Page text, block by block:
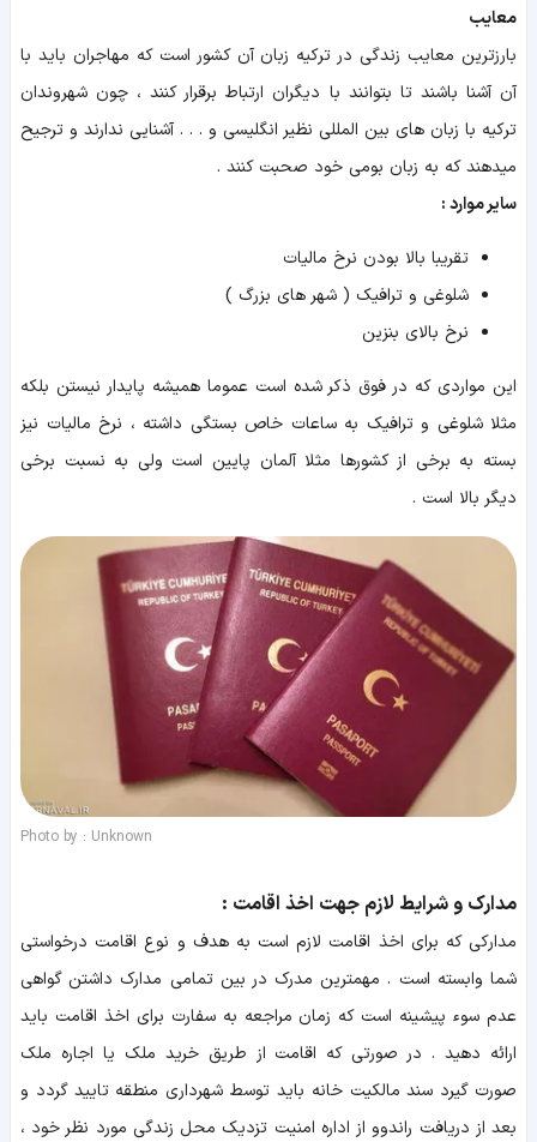
معایب
بارزترین معایب زندگی در ترکیه زبان آن کشور است که مهاجران باید با
آن آشنا باشند تا بتوانند با دیگران ارتباط برقرار کنند ، چون شهروندان
ترکیه با زبان های بین المللی نظیر انگلیسی و . . . آشنایی ندارند و ترجیح
میدهند که به زبان بومی خود صحبت کنند .
سایر موارد :
تقریبا بالا بودن نرخ مالیات
شلوغی و ترافیک ( شهر های بزرگ )
نرخ بالای بنزین
این مواردی که در فوق ذکر شده است عموما همیشه پایدار نیستن بلکه
مثلا شلوغی و ترافیک به ساعات خاص بستگی داشته ، نرخ مالیات نیز
بسته به برخی از کشورها مثلا آلمان پایین است ولی به نسبت برخی
دیگر بالا است .
Photo by : Unknown
مدارک و شرایط لازم جهت اخذ اقامت :
مدارکی که برای اخذ اقامت لازم است به هدف و نوع اقامت درخواستی
شما وابسته است . مهمترین مدرک در بین تمامی مدارک داشتن گواهی
عدم سوء پیشینه است که زمان مراجعه به سفارت برای اخذ اقامت باید
ارائه دهید . در صورتی که اقامت از طریق خرید ملک یا اجاره ملک
صورت گیرد سند مالکیت خانه باید توسط شهرداری منطقه تایید گردد و
بعد از دریافت راندوو از اداره امنیت تزدیک محل زندگی مورد نظر خود ،